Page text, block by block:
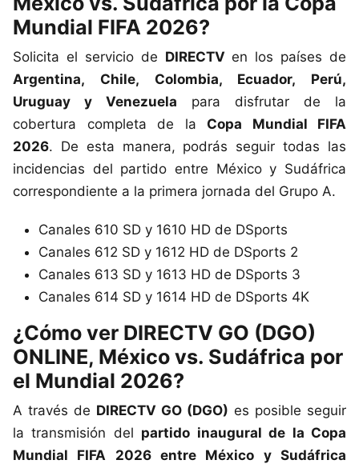
Mundial FIFA 2026?
Solicita el servicio de DIRECTV en los países de
Argentina, Chile, Colombia, Ecuador, Perú,
Uruguay y Venezuela para disfrutar de la
cobertura completa de la Copa Mundial FIFA
2026. De esta manera, podrás seguir todas las
incidencias del partido entre México y Sudáfrica
correspondiente a la primera jornada del Grupo A.
Canales 610 SD y 1610 HD de DSports
Canales 612 SD y 1612 HD de DSports 2
Canales 613 SD y 1613 HD de DSports 3
Canales 614 SD y 1614 HD de DSports 4K
¿Cómo ver DIRECTV GO (DGO)
ONLINE, México vs. Sudáfrica por
el Mundial 2026?
A través de DIRECTV GO (DGO) es posible seguir
la transmisión del partido inaugural de la Copa
Mundial FIFA 2026 entre México y Sudáfrica